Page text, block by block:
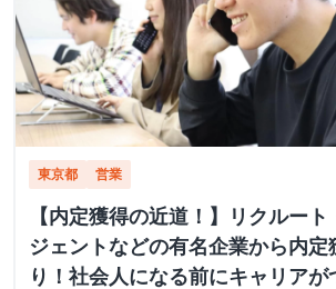
東京都 営業
【内定獲得の近道！】リクルー
ジェントなどの有名企業から内定
り！社会人になる前にキャリアが